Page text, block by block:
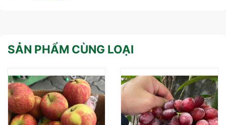
SẢN PHẨM CÙNG LOẠI